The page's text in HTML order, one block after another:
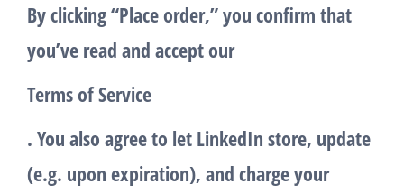
By clicking “Place order,” you confirm that
you’ve read and accept our
Terms of Service
. You also agree to let LinkedIn store, update
(e.g. upon expiration), and charge your